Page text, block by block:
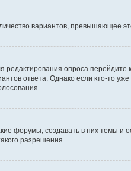
вариантов, превышающее
опроса перейдите
ответа. Однако если кто-то
форумы, создавать в них темы и
разрешения.